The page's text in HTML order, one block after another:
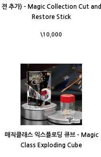
젼 추가) - Magic Collection Cut and
Restore Stick
\10,000
매직클래스 익스플로딩 큐브 - Magic
Class Exploding Cube